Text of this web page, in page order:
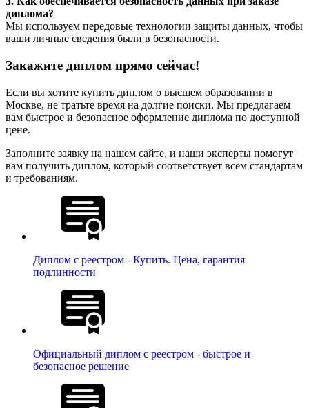
диплома?
Мы используем передовые технологии защиты данных, чтобы
ваши личные сведения были в безопасности.
Закажите диплом прямо сейчас!
Если вы хотите купить диплом о высшем образовании в
Москве, не тратьте время на долгие поиски. Мы предлагаем
вам быстрое и безопасное оформление диплома по доступной
цене.
Заполните заявку на нашем сайте, и наши эксперты помогут
вам получить диплом, который соответствует всем стандартам
и требованиям.
Диплом с реестром - Купить. Цена, гарантия
подлинности
Официальный диплом с реестром - быстрое и
безопасное решение